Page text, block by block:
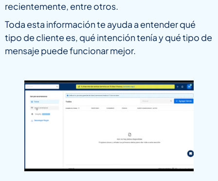
recientemente, entre otros.
Toda esta información te ayuda a entender qué
tipo de cliente es, qué intención tenía y qué tipo de
mensaje puede funcionar mejor.